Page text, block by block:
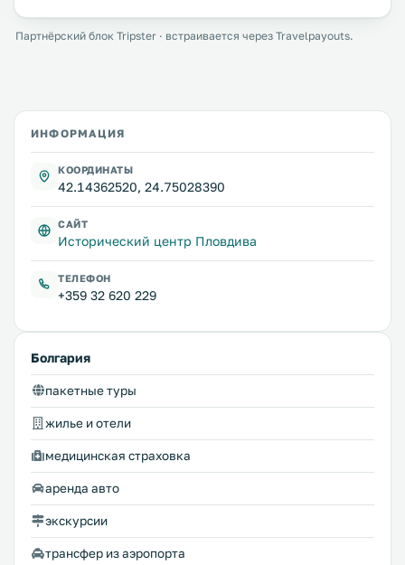
Партнёрский блок Tripster · встраивается через Travelpayouts.
ИНФОРМАЦИЯ
КООРДИНАТЫ
42.14362520, 24.75028390
САЙТ
Исторический центр Пловдива
ТЕЛЕФОН
+359 32 620 229
Болгария
пакетные туры
жилье и отели
медицинская страховка
аренда авто
экскурсии
трансфер из аэропорта